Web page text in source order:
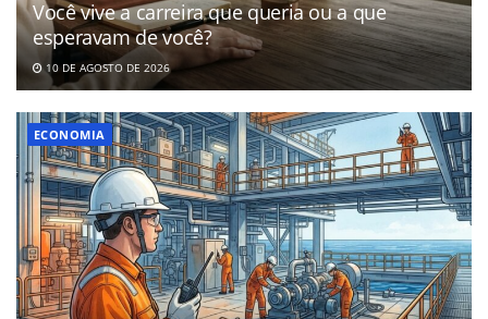
Você vive a carreira que queria ou a que
esperavam de você?
10 DE AGOSTO DE 2026
ECONOMIA